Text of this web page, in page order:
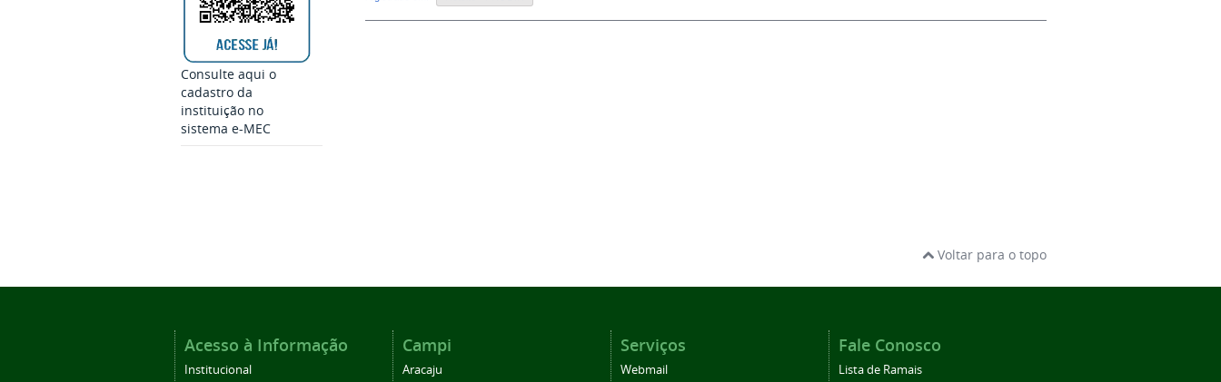
Consulte aqui o
cadastro da
instituição no
sistema e-MEC
Voltar para o topo
Acesso à Informação
Institucional
Campi
Aracaju
Serviços
Webmail
Fale Conosco
Lista de Ramais